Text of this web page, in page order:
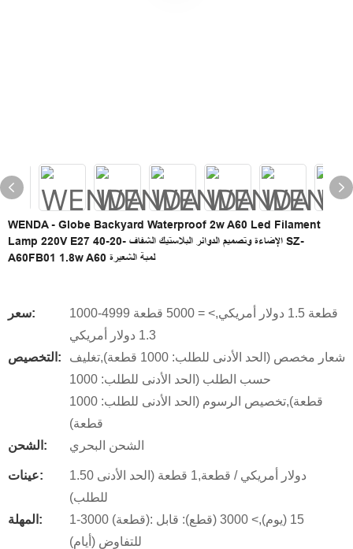
WENDA - Globe Backyard Waterproof 2w A60 Led Filament
Lamp 220V E27 الإضاءة وتصميم الدوائر البلاستيك الشفاف -20-40 SZ-
A60FB01 1.8w A60 لمبة الشعيرة
سعر:
1000-4999 قطعة 1.5 دولار أمريكي,> = 5000 قطعة
1.3 دولار أمريكي
التخصيص:
شعار مخصص (الحد الأدنى للطلب: 1000 قطعة),تغليف
حسب الطلب (الحد الأدنى للطلب: 1000
قطعة),تخصيص الرسوم (الحد الأدنى للطلب: 1000
قطعة)
الشحن:
الشحن البحري
عينات:
1.50 دولار أمريكي / قطعة,1 قطعة (الحد الأدنى
للطلب)
المهلة:
1-3000 (قطعة): 15 (يوم),> 3000 (قطع): قابل
للتفاوض (أيام)